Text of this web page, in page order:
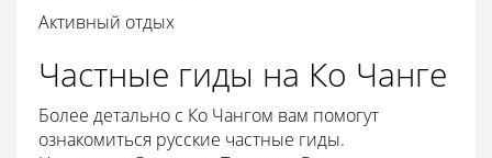
Активный отдых
Частные гиды на Ко Чанге
Более детально с Ко Чангом вам помогут
ознакомиться русские частные гиды.